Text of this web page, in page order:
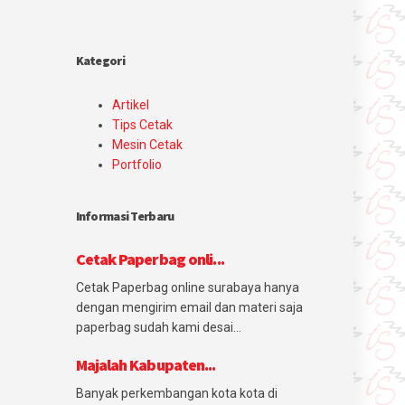
Kategori
Artikel
Tips Cetak
Mesin Cetak
Portfolio
Informasi Terbaru
Cetak Paperbag onli...
Cetak Paperbag online surabaya hanya
dengan mengirim email dan materi saja
paperbag sudah kami desai...
Majalah Kabupaten...
Banyak perkembangan kota kota di